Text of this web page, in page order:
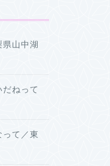
県山中湖
ねって
って／東